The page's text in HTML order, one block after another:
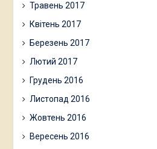
Травень 2017
Квітень 2017
Березень 2017
Лютий 2017
Грудень 2016
Листопад 2016
Жовтень 2016
Вересень 2016